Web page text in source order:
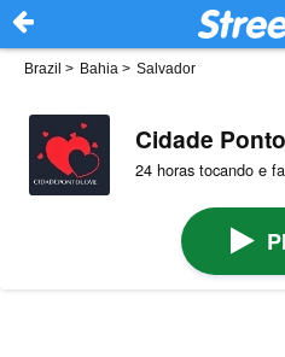
Brazil > Bahia > Salvador
Cidade
24 horas tocando e